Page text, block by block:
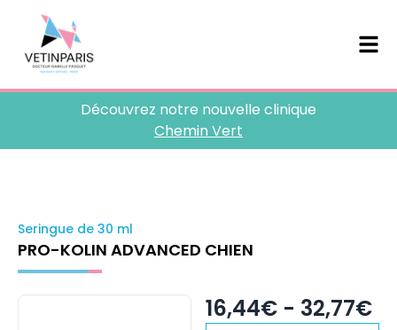
Découvrez notre nouvelle clinique
Chemin Vert
Seringue de 30 ml
PRO-KOLIN ADVANCED CHIEN
16,44€ - 32,77€